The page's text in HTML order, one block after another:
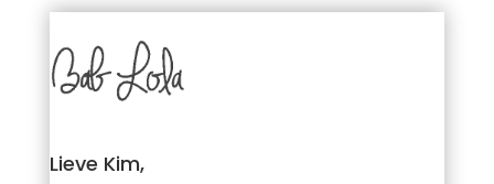
Lieve Kim,